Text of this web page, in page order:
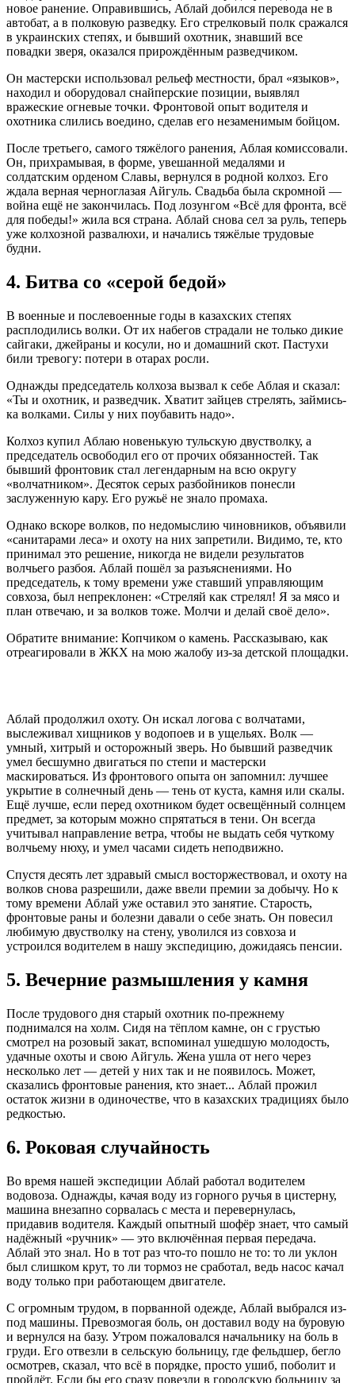
новое ранение. Оправившись, Аблай добился перевода не в
автобат, а в полковую разведку. Его стрелковый полк сражался
в украинских степях, и бывший охотник, знавший все
повадки зверя, оказался прирождённым разведчиком.
Он мастерски использовал рельеф местности, брал «языков»,
находил и оборудовал снайперские позиции, выявлял
вражеские огневые точки. Фронтовой опыт водителя и
охотника слились воедино, сделав его незаменимым бойцом.
После третьего, самого тяжёлого ранения, Аблая комиссовали.
Он, прихрамывая, в форме, увешанной медалями и
солдатским орденом Славы, вернулся в родной колхоз. Его
ждала верная черноглазая Айгуль. Свадьба была скромной —
война ещё не закончилась. Под лозунгом «Всё для фронта, всё
для победы!» жила вся страна. Аблай снова сел за руль, теперь
уже колхозной развалюхи, и начались тяжёлые трудовые
будни.
4. Битва со «серой бедой»
В военные и послевоенные годы в казахских степях
расплодились волки. От их набегов страдали не только дикие
сайгаки, джейраны и косули, но и домашний скот. Пастухи
били тревогу: потери в отарах росли.
Однажды председатель колхоза вызвал к себе Аблая и сказал:
«Ты и охотник, и разведчик. Хватит зайцев стрелять, займись-
ка волками. Силы у них поубавить надо».
Колхоз купил Аблаю новенькую тульскую двустволку, а
председатель освободил его от прочих обязанностей. Так
бывший фронтовик стал легендарным на всю округу
«волчатником». Десяток серых разбойников понесли
заслуженную кару. Его ружьё не знало промаха.
Однако вскоре волков, по недомыслию чиновников, объявили
«санитарами леса» и охоту на них запретили. Видимо, те, кто
принимал это решение, никогда не видели результатов
волчьего разбоя. Аблай пошёл за разъяснениями. Но
председатель, к тому времени уже ставший управляющим
совхоза, был непреклонен: «Стреляй как стрелял! Я за мясо и
план отвечаю, и за волков тоже. Молчи и делай своё дело».
Обратите внимание: Копчиком о камень. Рассказываю, как
отреагировали в ЖКХ на мою жалобу из-за детской площадки.
Аблай продолжил охоту. Он искал логова с волчатами,
выслеживал хищников у водопоев и в ущельях. Волк —
умный, хитрый и осторожный зверь. Но бывший разведчик
умел бесшумно двигаться по степи и мастерски
маскироваться. Из фронтового опыта он запомнил: лучшее
укрытие в солнечный день — тень от куста, камня или скалы.
Ещё лучше, если перед охотником будет освещённый солнцем
предмет, за которым можно спрятаться в тени. Он всегда
учитывал направление ветра, чтобы не выдать себя чуткому
волчьему нюху, и умел часами сидеть неподвижно.
Спустя десять лет здравый смысл восторжествовал, и охоту на
волков снова разрешили, даже ввели премии за добычу. Но к
тому времени Аблай уже оставил это занятие. Старость,
фронтовые раны и болезни давали о себе знать. Он повесил
любимую двустволку на стену, уволился из совхоза и
устроился водителем в нашу экспедицию, дожидаясь пенсии.
5. Вечерние размышления у камня
После трудового дня старый охотник по-прежнему
поднимался на холм. Сидя на тёплом камне, он с грустью
смотрел на розовый закат, вспоминал ушедшую молодость,
удачные охоты и свою Айгуль. Жена ушла от него через
несколько лет — детей у них так и не появилось. Может,
сказались фронтовые ранения, кто знает... Аблай прожил
остаток жизни в одиночестве, что в казахских традициях было
редкостью.
6. Роковая случайность
Во время нашей экспедиции Аблай работал водителем
водовоза. Однажды, качая воду из горного ручья в цистерну,
машина внезапно сорвалась с места и перевернулась,
придавив водителя. Каждый опытный шофёр знает, что самый
надёжный «ручник» — это включённая первая передача.
Аблай это знал. Но в тот раз что-то пошло не то: то ли уклон
был слишком крут, то ли тормоз не сработал, ведь насос качал
воду только при работающем двигателе.
С огромным трудом, в порванной одежде, Аблай выбрался из-
под машины. Превозмогая боль, он доставил воду на буровую
и вернулся на базу. Утром пожаловался начальнику на боль в
груди. Его отвезли в сельскую больницу, где фельдшер, бегло
осмотрев, сказал, что всё в порядке, просто ушиб, поболит и
пройдёт. Если бы его сразу повезли в городскую больницу за